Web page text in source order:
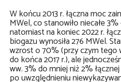
W końcu 2013 r. łączna moc
MWel, co stanowiło niecałe
natomiast na koniec 2022 r.
biogazu wynosiła 276 MWel.
wzrost o 70% (przy czym tego
do końca 2017 r.), ale
ww. 3% do mniej niż 2%
po uwzględnieniu